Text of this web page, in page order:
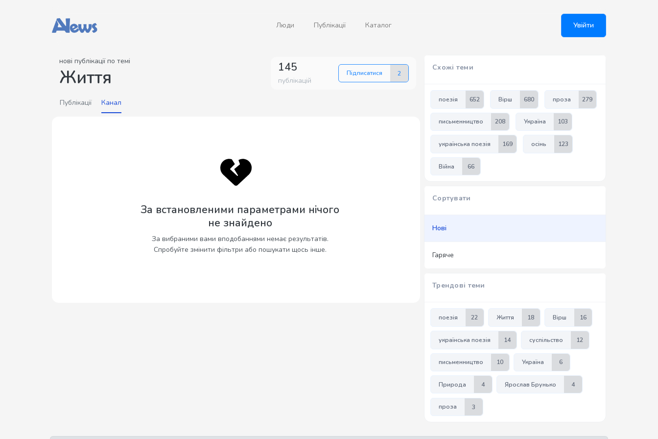
Люди Публікації Каталог Увійти
нові публікації по темі
Життя 145
публікацій
Підписатися 2
Публікації Канал
За встановленими параметрами нічого
не знайдено
За вибраними вами вподобаннями немає результатів.
Спробуйте змінити фільтри або пошукати щось інше.
Схожі теми
поезія 652 Вірш 680 проза 279
письменництво 208 Україна 103
українська поезія 169 осінь 123
Війна 66
Сортувати
Нові
Гаряче
Трендові теми
поезія 22 Життя 18 Вірш 16
українська поезія 14 суспільство 12
письменництво 10 Україна 6
Природа 4 Ярослав Брунько 4
проза 3